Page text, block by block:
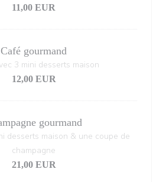
11,00 EUR
Café gourmand
3 mini desserts maison
12,00 EUR
gourmand
desserts maison & une coupe de
champagne
21,00 EUR